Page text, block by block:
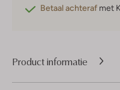
Betaal achteraf met
Product informatie